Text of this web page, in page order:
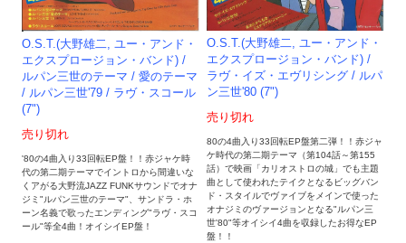
O.S.T.(大野雄二, ユー・アンド・
エクスプロージョン・バンド) /
ルパン三世のテーマ / 愛のテーマ
/ ルパン三世'79 / ラヴ・スコール
(7")
売り切れ
'80の4曲入り33回転EP盤！！赤ジャケ時
代の第二期テーマでイントロから間違いな
くアがる大野流JAZZ FUNKサウンドでオナ
ジミ"ルパン三世のテーマ"、サンドラ・ホ
ーン名義で歌ったエンディング"ラヴ・スコ
ール"等全4曲！オイシイEP盤！
O.S.T.(大野雄二, ユー・アンド・
エクスプロージョン・バンド) /
ラヴ・イズ・エヴリシング / ルパ
ン三世'80 (7")
売り切れ
80の4曲入り33回転EP盤第二弾！！赤ジャ
ケ時代の第二期テーマ（第104話～第155
話）で映画「カリオストロの城」でも主題
曲として使われたテイクとなるビッグバン
ド・スタイルでヴァイブをメインで使った
オナジミのヴァージョンとなる"ルパン三
世'80"等オイシイ4曲を収録したお得なEP
盤！！